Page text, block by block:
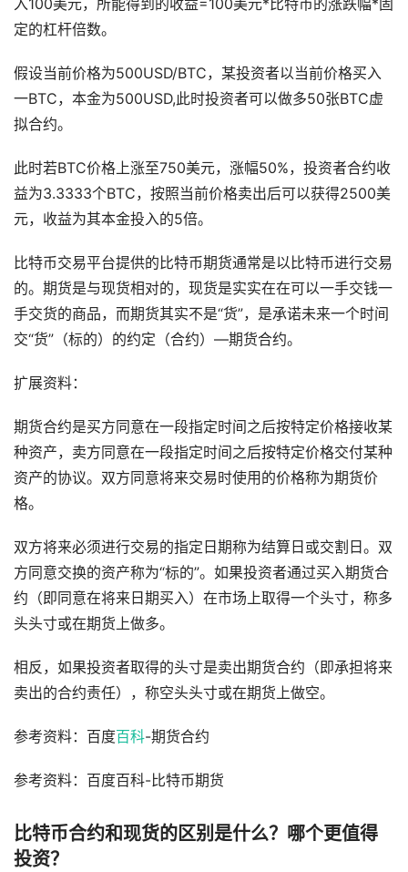
入100美元，所能得到的收益=100美元*比特币的涨跌幅*固
定的杠杆倍数。
假设当前价格为500USD/BTC，某投资者以当前价格买入
一BTC，本金为500USD,此时投资者可以做多50张BTC虚
拟合约。
此时若BTC价格上涨至750美元，涨幅50%，投资者合约收
益为3.3333个BTC，按照当前价格卖出后可以获得2500美
元，收益为其本金投入的5倍。
比特币交易平台提供的比特币期货通常是以比特币进行交易
的。期货是与现货相对的，现货是实实在在可以一手交钱一
手交货的商品，而期货其实不是“货”，是承诺未来一个时间
交“货”（标的）的约定（合约）—期货合约。
扩展资料：
期货合约是买方同意在一段指定时间之后按特定价格接收某
种资产，卖方同意在一段指定时间之后按特定价格交付某种
资产的协议。双方同意将来交易时使用的价格称为期货价
格。
双方将来必须进行交易的指定日期称为结算日或交割日。双
方同意交换的资产称为“标的”。如果投资者通过买入期货合
约（即同意在将来日期买入）在市场上取得一个头寸，称多
头头寸或在期货上做多。
相反，如果投资者取得的头寸是卖出期货合约（即承担将来
卖出的合约责任），称空头头寸或在期货上做空。
参考资料：百度百科-期货合约
参考资料：百度百科-比特币期货
比特币合约和现货的区别是什么？哪个更值得
投资？